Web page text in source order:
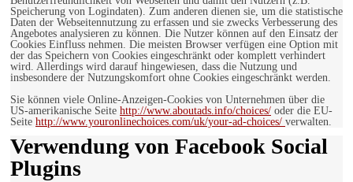
Speicherung von Logindaten). Zum anderen dienen sie, um die statistische
Daten der Webseitennutzung zu erfassen und sie zwecks Verbesserung des
Angebotes analysieren zu können. Die Nutzer können auf den Einsatz der
Cookies Einfluss nehmen. Die meisten Browser verfügen eine Option mit
der das Speichern von Cookies eingeschränkt oder komplett verhindert
wird. Allerdings wird darauf hingewiesen, dass die Nutzung und
insbesondere der Nutzungskomfort ohne Cookies eingeschränkt werden.
Sie können viele Online-Anzeigen-Cookies von Unternehmen über die
US-amerikanische Seite http://www.aboutads.info/choices/ oder die EU-
Seite http://www.youronlinechoices.com/uk/your-ad-choices/ verwalten.
Verwendung von Facebook Social
Plugins